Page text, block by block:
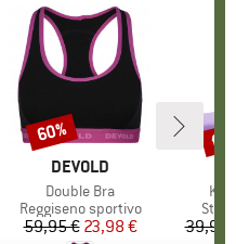
MARCHIO
DEVOLD
Articolo
Double Bra
Gruppo di prodotti
Reggiseno sportivo
Prezzo
59,95 €Prezzo ridotto
23,98 €
Sconto
60%
39,95